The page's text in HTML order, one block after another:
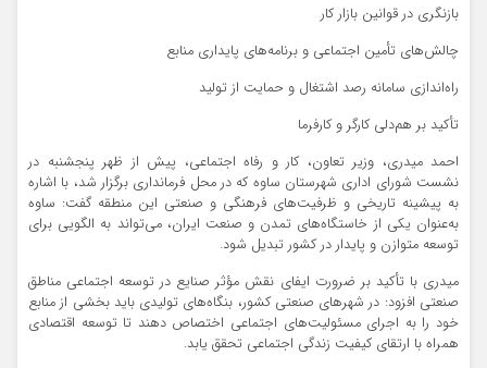
بازنگری در قوانین بازار کار
چالش‌های تأمین اجتماعی و برنامه‌های پایداری منابع
راه‌اندازی سامانه رصد اشتغال و حمایت از تولید
تأکید بر هم‌دلی کارگر و کارفرما
احمد میدری، وزیر تعاون، کار و رفاه اجتماعی، پیش از ظهر پنجشنبه در
نشست شورای اداری شهرستان ساوه که در محل فرمانداری برگزار شد، با اشاره
به پیشینه تاریخی و ظرفیت‌های فرهنگی و صنعتی این منطقه گفت: ساوه
به‌عنوان یکی از خاستگاه‌های تمدن و صنعت ایران، می‌تواند به الگویی برای
توسعه متوازن و پایدار در کشور تبدیل شود.
میدری با تأکید بر ضرورت ایفای نقش مؤثر صنایع در توسعه اجتماعی مناطق
صنعتی افزود: در شهرهای صنعتی کشور، بنگاه‌های تولیدی باید بخشی از منابع
خود را به اجرای مسئولیت‌های اجتماعی اختصاص دهند تا توسعه اقتصادی
همراه با ارتقای کیفیت زندگی اجتماعی تحقق یابد.